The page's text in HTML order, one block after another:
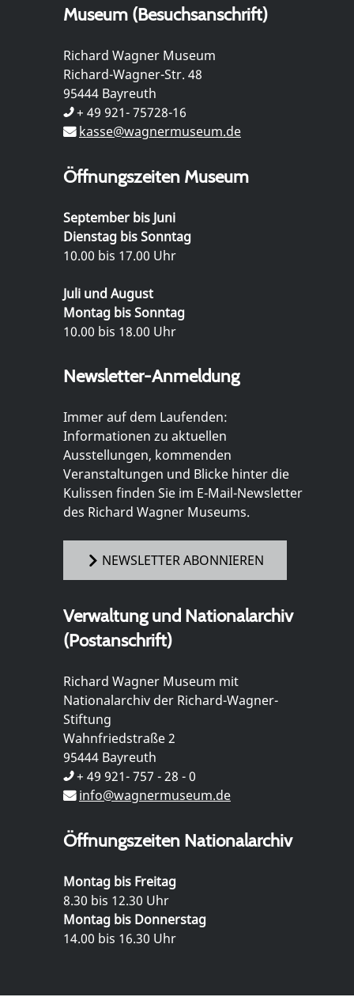
Museum (Besuchsanschrift)
Richard Wagner Museum
Richard-Wagner-Str. 48
95444 Bayreuth
+ 49 921- 75728-16
kasse@wagnermuseum.de
Öffnungszeiten Museum
September bis Juni
Dienstag bis Sonntag
10.00 bis 17.00 Uhr
Juli und August
Montag bis Sonntag
10.00 bis 18.00 Uhr
Newsletter-Anmeldung
Immer auf dem Laufenden:
Informationen zu aktuellen
Ausstellungen, kommenden
Veranstaltungen und Blicke hinter die
Kulissen finden Sie im E-Mail-Newsletter
des Richard Wagner Museums.
NEWSLETTER ABONNIEREN
Verwaltung und Nationalarchiv
(Postanschrift)
Richard Wagner Museum mit
Nationalarchiv der Richard-Wagner-
Stiftung
Wahnfriedstraße 2
95444 Bayreuth
+ 49 921- 757 - 28 - 0
info@wagnermuseum.de
Öffnungszeiten Nationalarchiv
Montag bis Freitag
8.30 bis 12.30 Uhr
Montag bis Donnerstag
14.00 bis 16.30 Uhr